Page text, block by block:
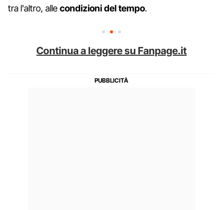
tra l'altro, allecondizionideltempo.
Continua a leggere su Fanpage.it